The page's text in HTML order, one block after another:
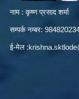
नाम : कृष्ण प्रसाद शर्मा
सम्पर्क नम्बर:
ई-मेल :